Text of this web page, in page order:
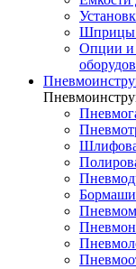
Шприцы
Опции и